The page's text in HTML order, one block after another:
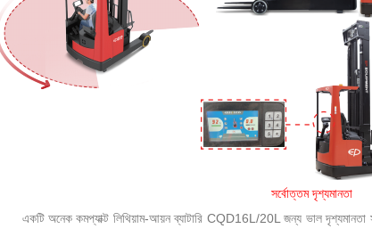
সর্বোত্তম দৃশ্যমানতা
একটি অনেক কমপ্যাক্ট লিথিয়াম-আয়ন ব্যাটারি CQD16L/20L জন্য ভাল